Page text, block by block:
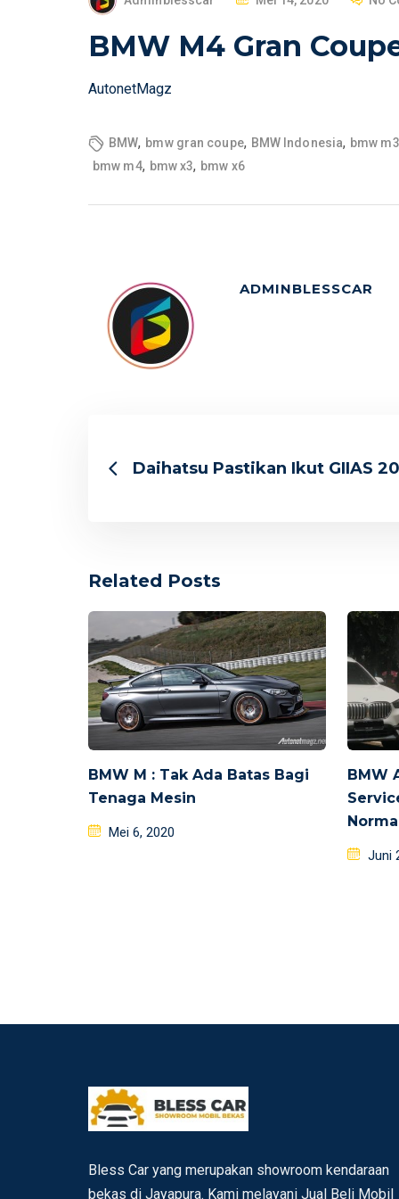
S
O
BMW M4 Gran
AutonetMagz
BMW, bmw gran coupe, BMW Indonesia, bmw m3
bmw m4, bmw x3, bmw x6
ADMINBLESSCAR
Daihatsu Pastikan Ikut GIIAS
Related Posts
BMW M : Tak Ada Batas Bagi
Tenaga Mesin
Posted
Mei 6, 2020
BMW
Juni
Bless Car yang merupakan showroom kendaraan
bekas di Jayapura. Kami melayani Jual Beli Mobil